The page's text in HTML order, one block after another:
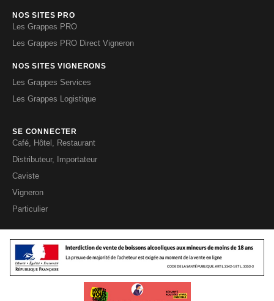
NOS SITES PRO
Les Grappes PRO
Les Grappes PRO Direct Vigneron
NOS SITES VIGNERONS
Les Grappes Services
Les Grappes Logistique
SE CONNECTER
Café, Hôtel, Restaurant
Distributeur, Importateur
Caviste
Vigneron
Particulier